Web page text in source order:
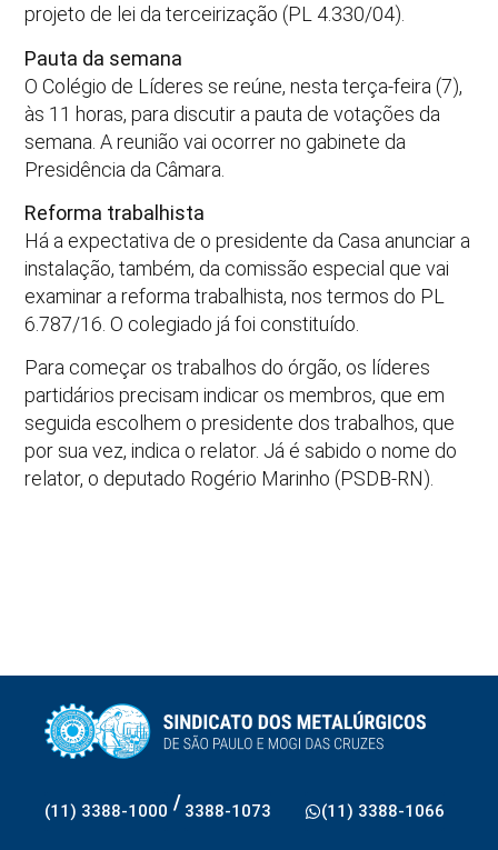
projeto de lei da terceirização (PL 4.330/04).
Pauta da semana
O Colégio de Líderes se reúne, nesta terça-feira (7),
às 11 horas, para discutir a pauta de votações da
semana. A reunião vai ocorrer no gabinete da
Presidência da Câmara.
Reforma trabalhista
Há a expectativa de o presidente da Casa anunciar a
instalação, também, da comissão especial que vai
examinar a reforma trabalhista, nos termos do PL
6.787/16. O colegiado já foi constituído.
Para começar os trabalhos do órgão, os líderes
partidários precisam indicar os membros, que em
seguida escolhem o presidente dos trabalhos, que
por sua vez, indica o relator. Já é sabido o nome do
relator, o deputado Rogério Marinho (PSDB-RN).
(11) 3388-1000 / 3388-1073 (11) 3388-1066